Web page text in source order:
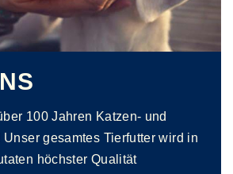
100 Jahren Katzen- und
Unser gesamtes Tierfutter wird in
höchster Qualität